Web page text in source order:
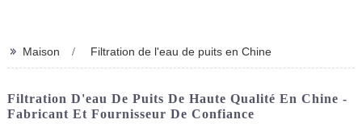
>> Maison Filtration de l'eau de puits en Chine
Filtration D'eau De Puits De Haute Qualité En Chine -
Fabricant Et Fournisseur De Confiance